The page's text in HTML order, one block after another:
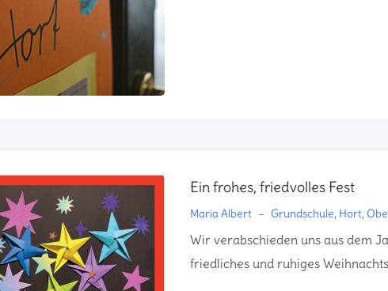
Ein frohes, friedvolles Fest
Maria Albert – Grundschule, Hort,
Wir verabschieden uns aus dem
friedliches und ruhiges